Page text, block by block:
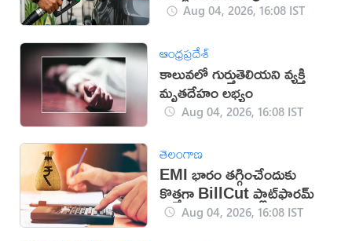
Aug 04, 2026, 16:08 IST
ఆంధ్రప్రదేశ్
కాలువలో గుర్తుతెలియని వ్యక్తి
మృతదేహం లభ్యం
Aug 04, 2026, 16:08 IST
తెలంగాణ
EMI భారం తగ్గించేందుకు
కొత్తగా BillCut ప్లాట్‌ఫారమ్
Aug 04, 2026, 16:08 IST